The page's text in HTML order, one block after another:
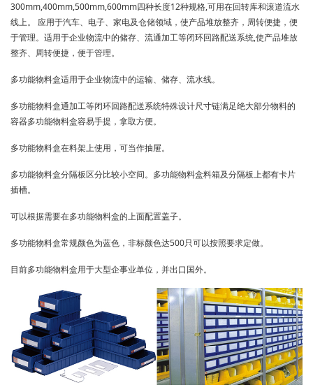
300mm,400mm,500mm,600mm四种长度12种规格,可用在回转库和滚道流水
线上。 应用于汽车、电子、家电及仓储领域，使产品堆放整齐，周转便捷，便
于管理。适用于企业物流中的储存、流通加工等闭环回路配送系统,使产品堆放
整齐、周转便捷，便于管理。
多功能物料盒适用于企业物流中的运输、储存、流水线。
多功能物料盒通加工等闭环回路配送系统特殊设计尺寸链满足绝大部分物料的
容器多功能物料盒容易手提，拿取方便。
多功能物料盒在料架上使用，可当作抽屉。
多功能物料盒分隔板区分比较小空间。多功能物料盒料箱及分隔板上都有卡片
插槽。
可以根据需要在多功能物料盒的上面配置盖子。
多功能物料盒常规颜色为蓝色，非标颜色达500只可以按照要求定做。
目前多功能物料盒用于大型企事业单位，并出口国外。